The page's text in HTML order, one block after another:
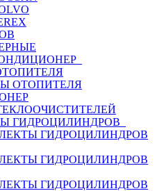
ОТОПИТЕЛЯ
ГИДРОЦИЛИНДРОВ
ГИДРОЦИЛИНДРОВ
ГИДРОЦИЛИНДРОВ
ГИДРОЦИЛИНДРОВ